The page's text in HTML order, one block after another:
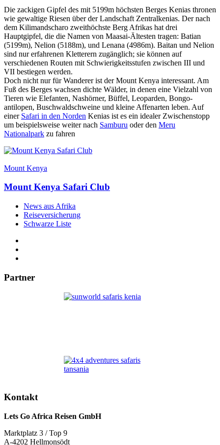
Die zackigen Gipfel des mit 5199m höchsten Berges Kenias thronen
wie gewaltige Riesen über der Landschaft Zentralkenias. Der nach
dem Kilimandscharo zweithöchste Berg Afrikas hat drei
Hauptgipfel, die die Namen von Maasai-Ältesten tragen: Batian
(5199m), Nelion (5188m), und Lenana (4986m). Baitan und Nelion
sind nur erfahrenen Kletterern zugänglich; sie können auf
verschiedenen Routen mit Schwierigkeitsstufen zwischen III und
VII bestiegen werden.
Doch nicht nur für Wanderer ist der Mount Kenya interessant. Am
Fuß des Berges wachsen dichte Wälder, in denen eine Vielzahl von
Tieren wie Elefanten, Nashörner, Büffel, Leoparden, Bongo-
antilopen, Buschwaldschweine und kleine Affenarten leben. Auf
einer Safari in den Norden Kenias ist es ein idealer Zwischenstopp
um beispielsweise weiter nach Samburu oder den Meru
Nationalpark zu fahren
Mount Kenya
Mount Kenya Safari Club
News aus Afrika
Reiseversicherung
Schwarze Liste
Partner
Kontakt
Lets Go Africa Reisen GmbH
Marktplatz 3 / Top 9
A-4202 Hellmonsödt